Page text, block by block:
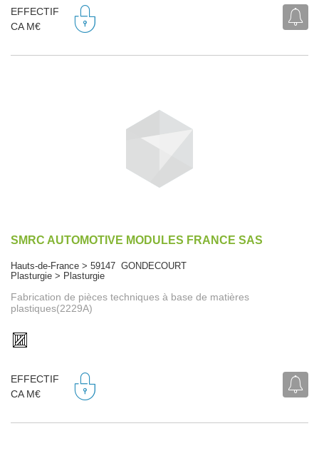
EFFECTIF
CA M€
SMRC AUTOMOTIVE MODULES FRANCE SAS
Hauts-de-France > 59147 GONDECOURT
Plasturgie > Plasturgie
Fabrication de pièces techniques à base de matières
plastiques(2229A)
EFFECTIF
CA M€